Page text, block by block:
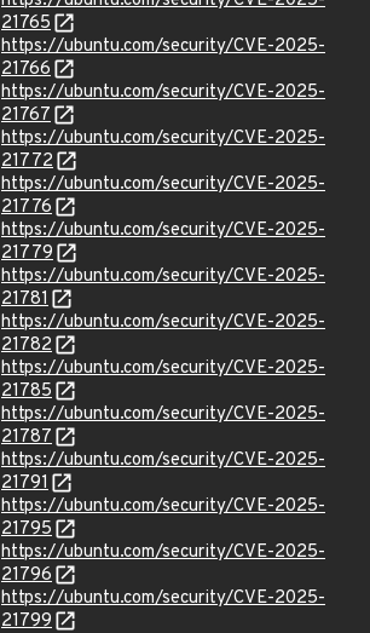
21765
https://ubuntu.com/security/CVE-2025-
21766
https://ubuntu.com/security/CVE-2025-
21767
https://ubuntu.com/security/CVE-2025-
21772
https://ubuntu.com/security/CVE-2025-
21776
https://ubuntu.com/security/CVE-2025-
21779
https://ubuntu.com/security/CVE-2025-
21781
https://ubuntu.com/security/CVE-2025-
21782
https://ubuntu.com/security/CVE-2025-
21785
https://ubuntu.com/security/CVE-2025-
21787
https://ubuntu.com/security/CVE-2025-
21791
https://ubuntu.com/security/CVE-2025-
21795
https://ubuntu.com/security/CVE-2025-
21796
https://ubuntu.com/security/CVE-2025-
21799